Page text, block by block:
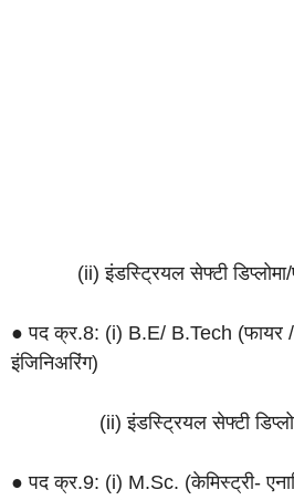
(ii) इंडस्ट्रियल सेफ्टी डिप्लोमा/
● पद क्र.8: (i) B.E/ B.Tech (फायर
इंजिनिअरिंग)
(ii) इंडस्ट्रियल सेफ्टी
● पद क्र.9: (i) M.Sc. (केमिस्ट्री-